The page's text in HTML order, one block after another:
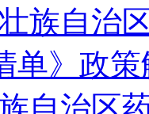
壮族自治
单》政
自治区